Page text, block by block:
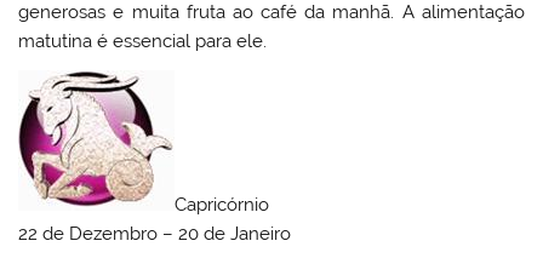
generosas e muita fruta ao café da manhã. A alimentação
matutina é essencial para ele.
Capricórnio
22 de Dezembro – 20 de Janeiro